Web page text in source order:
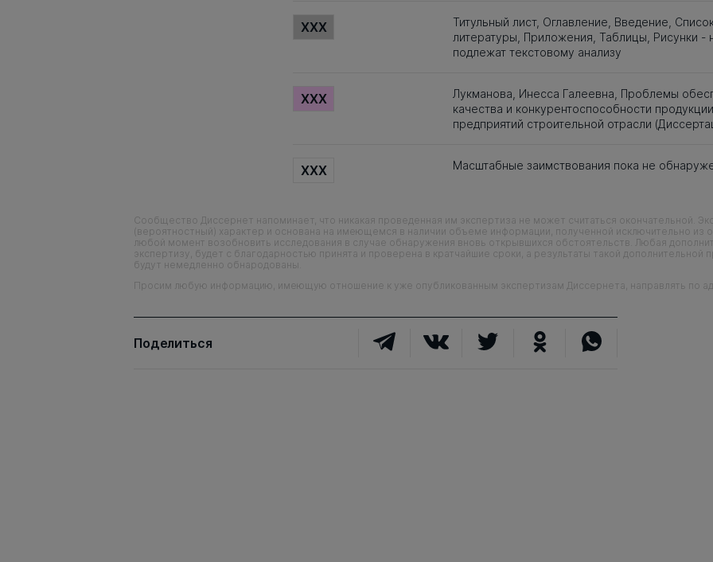
XXX
Титульный лист, Оглавление, Введение,
литературы, Приложения, Таблицы, Рисунки -
подлежат текстовому анализу
XXX
Лукманова, Инесса Галеевна, Проблемы
качества и конкурентоспособности продукции
предприятий строительной отрасли
XXX Масштабные заимствования пока не
Сообщество Диссернет напоминает, что никакая проведенная им экспертиза не может считаться окончательной.
(вероятностный) характер и основана на имеющемся в наличии объеме информации, полученной исключительно из
любой момент возобновить исследования в случае обнаружения вновь открывшихся обстоятельств. Любая
экспертизу, будет с благодарностью принята и проверена в кратчайшие сроки, а результаты такой
будут немедленно обнародованы.
Просим любую информацию, имеющую отношение к уже опубликованным экспертизам Диссернета, направлять по
Поделиться